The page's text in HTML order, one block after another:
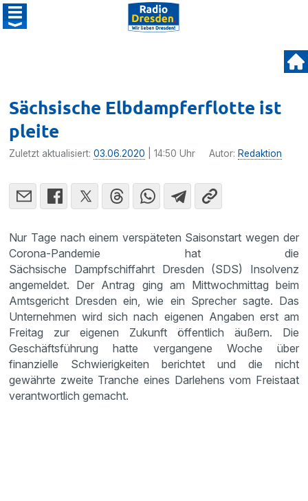
Sächsische Elbdampferflotte ist
pleite
Zuletzt aktualisiert:03.06.2020 | 14:50 Uhr Autor: Redaktion
Nur Tage nach einem verspäteten Saisonstart wegen der
Corona-Pandemie hat die
Sächsische Dampfschiffahrt Dresden (SDS) Insolvenz
angemeldet. Der Antrag ging am Mittwochmittag beim
Amtsgericht Dresden ein, wie ein Sprecher sagte. Das
Unternehmen wird sich nach eigenen Angaben erst am
Freitag zur eigenen Zukunft öffentlich äußern. Die
Geschäftsführung hatte vergangene Woche über
finanzielle Schwierigkeiten berichtet und die nicht
gewährte zweite Tranche eines Darlehens vom Freistaat
verantwortlich gemacht.